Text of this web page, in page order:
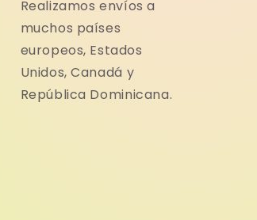
Realizamos envíos a
muchos países
europeos, Estados
Unidos, Canadá y
República Dominicana.